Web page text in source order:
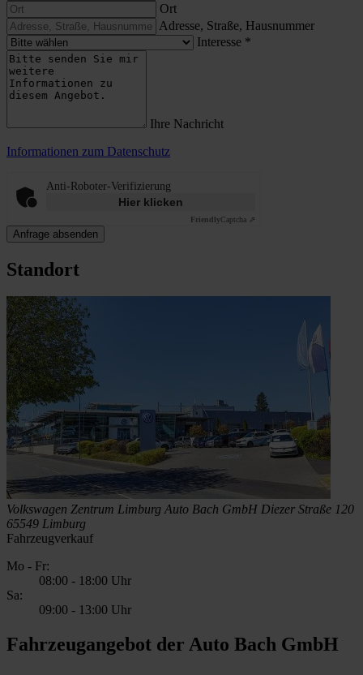
Ort
Adresse, Straße, Hausnummer
Interesse *
Ihre Nachricht
Informationen zum Datenschutz
Anti-Roboter-Verifizierung
Hier klicken
FriendlyCaptcha ⇗
Anfrage absenden
Standort
Volkswagen Zentrum Limburg Auto Bach GmbH Diezer Straße 120
65549 Limburg
Fahrzeugverkauf
Mo - Fr:
08:00 - 18:00 Uhr
Sa:
09:00 - 13:00 Uhr
Fahrzeugangebot der Auto Bach GmbH